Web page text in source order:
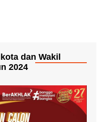
dan Wakil
2024